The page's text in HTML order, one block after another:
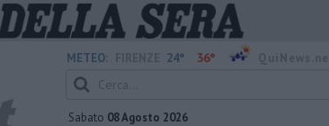
METEO: 24° 36°
Sabato 08 Agosto 2026